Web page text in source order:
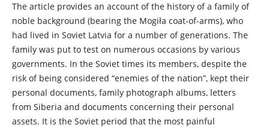
The article provides an account of the history of a family of
noble background (bearing the Mogiła coat-of-arms), who
had lived in Soviet Latvia for a number of generations. The
family was put to test on numerous occasions by various
governments. In the Soviet times its members, despite the
risk of being considered “enemies of the nation”, kept their
personal documents, family photograph albums, letters
from Siberia and documents concerning their personal
assets. It is the Soviet period that the most painful